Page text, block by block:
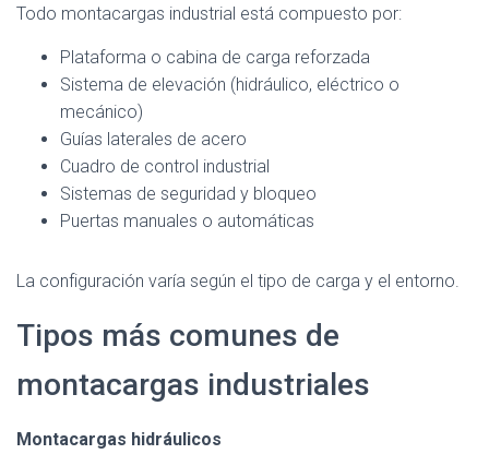
Todo montacargas industrial está compuesto por:
Plataforma o cabina de carga reforzada
Sistema de elevación (hidráulico, eléctrico o
mecánico)
Guías laterales de acero
Cuadro de control industrial
Sistemas de seguridad y bloqueo
Puertas manuales o automáticas
La configuración varía según el tipo de carga y el entorno.
Tipos más comunes de
montacargas industriales
Montacargas hidráulicos